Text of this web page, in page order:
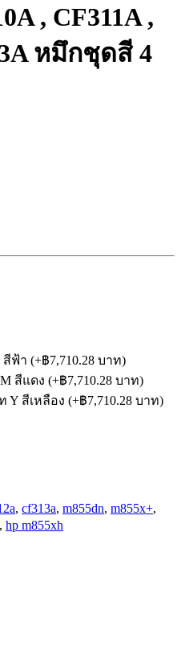
, CF311A ,
หมึกชุดสี 4
สีฟ้า (+฿7,710.28 บาท)
M สีแดง (+฿7,710.28 บาท)
Y สีเหลือง (+฿7,710.28 บาท)
, cf313a, m855dn, m855x+,
, hp m855xh